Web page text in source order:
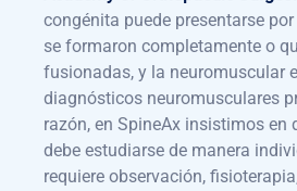
congénita puede presentarse
se formaron completamente o
fusionadas, y la neuromuscular
diagnósticos neuromusculares
razón, en SpineAx insistimos en
debe estudiarse de manera
requiere observación,